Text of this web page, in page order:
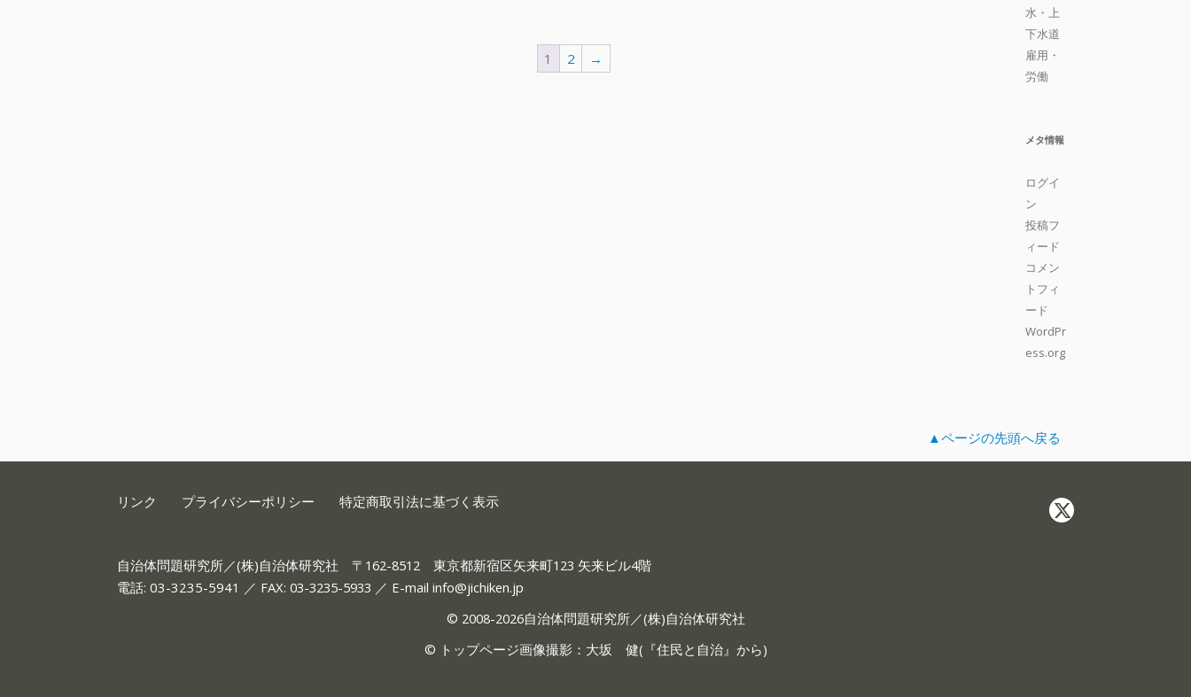
1 2 →
水・上
下水道
雇用・
労働
メタ情報
ログイ
ン
投稿フ
ィード
コメン
トフィ
ード
WordPr
ess.org
▲ページの先頭へ戻る
リンク プライバシーポリシー 特定商取引法に基づく表示
自治体問題研究所／(株)自治体研究社 〒162-8512 東京都新宿区矢来町123 矢来ビル4階
電話: 03-3235-5941 ／ FAX: 03-3235-5933 ／ E-mail info@jichiken.jp
© 2008-2026自治体問題研究所／(株)自治体研究社
© トップページ画像撮影：大坂 健(『住民と自治』から)